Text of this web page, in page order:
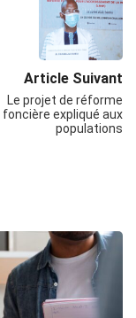
Article Suivant
Le projet de réforme
foncière expliqué aux
populations